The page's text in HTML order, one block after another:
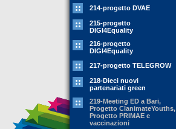
214-progetto DVAE
215-progetto
DIGI4Equality
216-progetto
DIGI4Equality
217-progetto TELEGROW
218-Dieci nuovi
partenariati green
219-Meeting ED a Bari,
Progetto ClanimateYouths,
Progetto PRIMAE e
vaccinazioni